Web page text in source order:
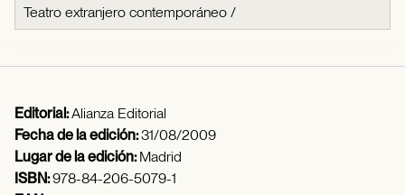
Teatro extranjero contemporáneo /
Editorial:Alianza Editorial
Fecha de la edición:31/08/2009
Lugar de la edición:Madrid
ISBN:978-84-206-5079-1